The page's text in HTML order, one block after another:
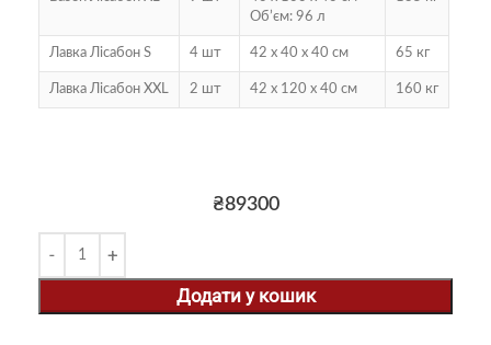
Обʼєм: 96 л
Лавка Лісабон S 4 шт 42 х 40 х 40 см 65 кг
Лавка Лісабон XXL 2 шт 42 х 120 х 40 см 160 кг
₴89300
Додати у кошик